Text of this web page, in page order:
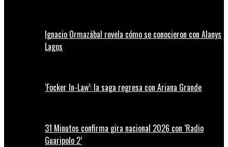
Ignacio Ormazábal revela cómo se conocieron con Alanys
Lagos
‘Focker In-Law’: la saga regresa con Ariana Grande
31 Minutos confirma gira nacional 2026 con ‘Radio
Guaripolo 2’